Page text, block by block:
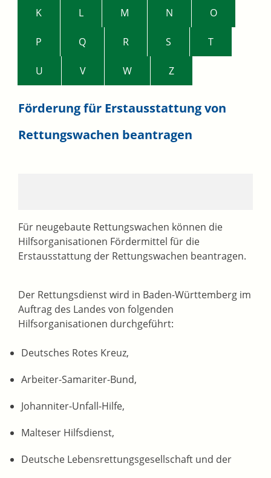
K L M N O
P Q R S T
U V W Z
Förderung für Erstausstattung von
Rettungswachen beantragen
Für neugebaute Rettungswachen können die
Hilfsorganisationen Fördermittel für die
Erstausstattung der Rettungswachen beantragen.
Der Rettungsdienst wird in Baden-Württemberg im
Auftrag des Landes von folgenden
Hilfsorganisationen durchgeführt:
Deutsches Rotes Kreuz,
Arbeiter-Samariter-Bund,
Johanniter-Unfall-Hilfe,
Malteser Hilfsdienst,
Deutsche Lebensrettungsgesellschaft und der